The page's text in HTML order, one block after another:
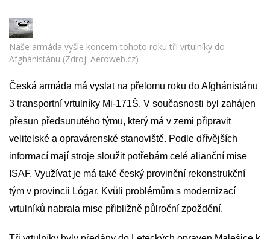
Naše armáda vyšle koncem tohoto roku tři vrtulníky do
Afghánistánu (Zdroj: Aeroweb.cz)
Česká armáda má vyslat na přelomu roku do Afghánistánu
3 transportní vrtulníky Mi-171Š. V současnosti byl zahájen
přesun předsunutého týmu, který má v zemi připravit
velitelské a opravárenské stanoviště. Podle dřívějších
informací mají stroje sloužit potřebám celé alianční mise
ISAF. Využívat je má také český provinční rekonstrukční
tým v provincii Lógar. Kvůli problémům s modernizací
vrtulníků nabrala mise přibližně půlroční zpoždění.